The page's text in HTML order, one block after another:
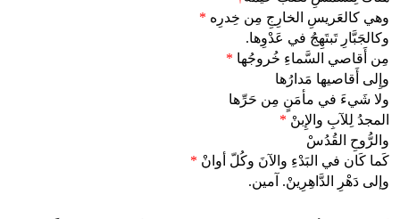
وهي كالعَريسِ الخارِجِ مِن خِدرِه *
وكالجَبَّارِ تَبتَهِجُ في عَدْوِها.
مِن أَقاصي السَّماءِ خُروجُها *
وإِلى أَقاصيها مَدارُها
ولا شَيءَ في مأمَنٍ مِن حَرِّها
المجدُ لِلآبِ والإِبنْ *
والرُّوحِ القُدُسْ
كَما كَان في البَدْءِ والآنَ وكُلّ أوانْ *
وإلى دَهْرِ الدَّاهِرِينْ. آمين.